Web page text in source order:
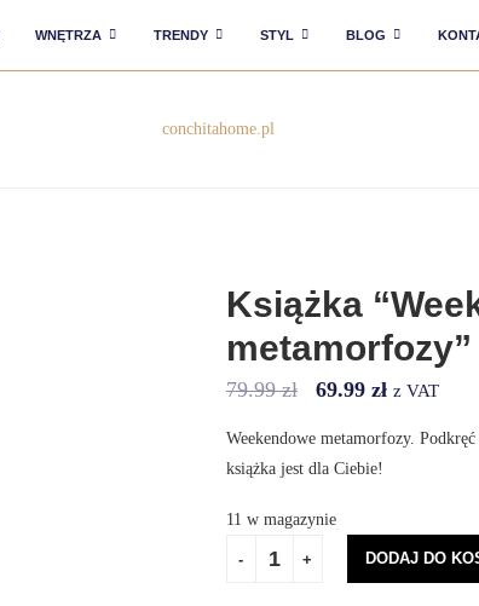
WNĘTRZA TRENDY STYL BLOG
Książka
79.99zł 69.99 zł z VAT
Weekendowe metamorfozy.
książka jest dla Ciebie!
11 w magazynie
DODAJ DO